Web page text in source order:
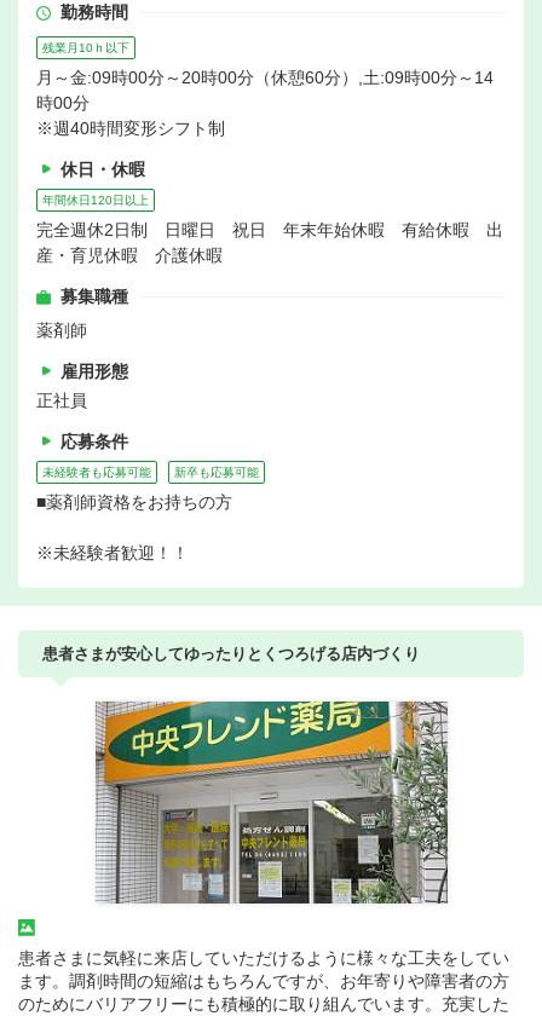
勤務時間
残業月10ｈ以下
月～金:09時00分～20時00分（休憩60分）,土:09時00分～14
時00分
※週40時間変形シフト制
休日・休暇
年間休日120日以上
完全週休2日制 日曜日 祝日 年末年始休暇 有給休暇 出
産・育児休暇 介護休暇
募集職種
薬剤師
雇用形態
正社員
応募条件
未経験者も応募可能 新卒も応募可能
■薬剤師資格をお持ちの方
※未経験者歓迎！！
患者さまが安心してゆったりとくつろげる店内づくり
患者さまに気軽に来店していただけるように様々な工夫をしてい
ます。調剤時間の短縮はもちろんですが、お年寄りや障害者の方
のためにバリアフリーにも積極的に取り組んでいます。充実した